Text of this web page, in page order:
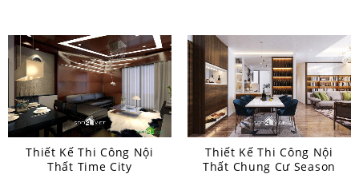
Thiết Kế Thi Công Nội
Thất Time City
Thiết Kế Thi Công Nội
Thất Chung Cư Season